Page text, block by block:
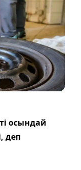
осындай
деп